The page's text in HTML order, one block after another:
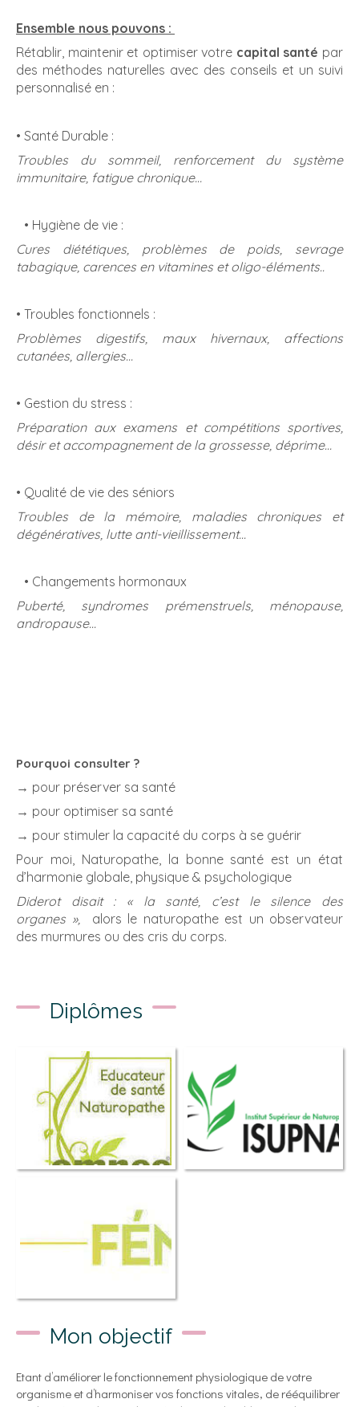
Ensemble nous pouvons :
Rétablir, maintenir et optimiser votre capital santé par
des méthodes naturelles avec des conseils et un suivi
personnalisé en :
• Santé Durable :
Troubles du sommeil, renforcement du système
immunitaire, fatigue chronique…
• Hygiène de vie :
Cures diététiques, problèmes de poids, sevrage
tabagique, carences en vitamines et oligo-éléments..
• Troubles fonctionnels :
Problèmes digestifs, maux hivernaux, affections
cutanées, allergies...
• Gestion du stress :
Préparation aux examens et compétitions sportives,
désir et accompagnement de la grossesse, déprime…
• Qualité de vie des séniors
Troubles de la mémoire, maladies chroniques et
dégénératives, lutte anti-vieillissement...
• Changements hormonaux
Puberté, syndromes prémenstruels, ménopause,
andropause...
Pourquoi consulter ?
→ pour préserver sa santé
→ pour optimiser sa santé
→ pour stimuler la capacité du corps à se guérir
Pour moi, Naturopathe, la bonne santé est un état
d’harmonie globale, physique & psychologique
Diderot disait : « la santé, c’est le silence des
organes »,alors le naturopathe est un observateur
des murmures ou des cris du corps.
Diplômes
Mon objectif
Etant d’améliorer le fonctionnement physiologique de votre
organisme et d’harmoniser vos fonctions vitales, de rééquilibrer